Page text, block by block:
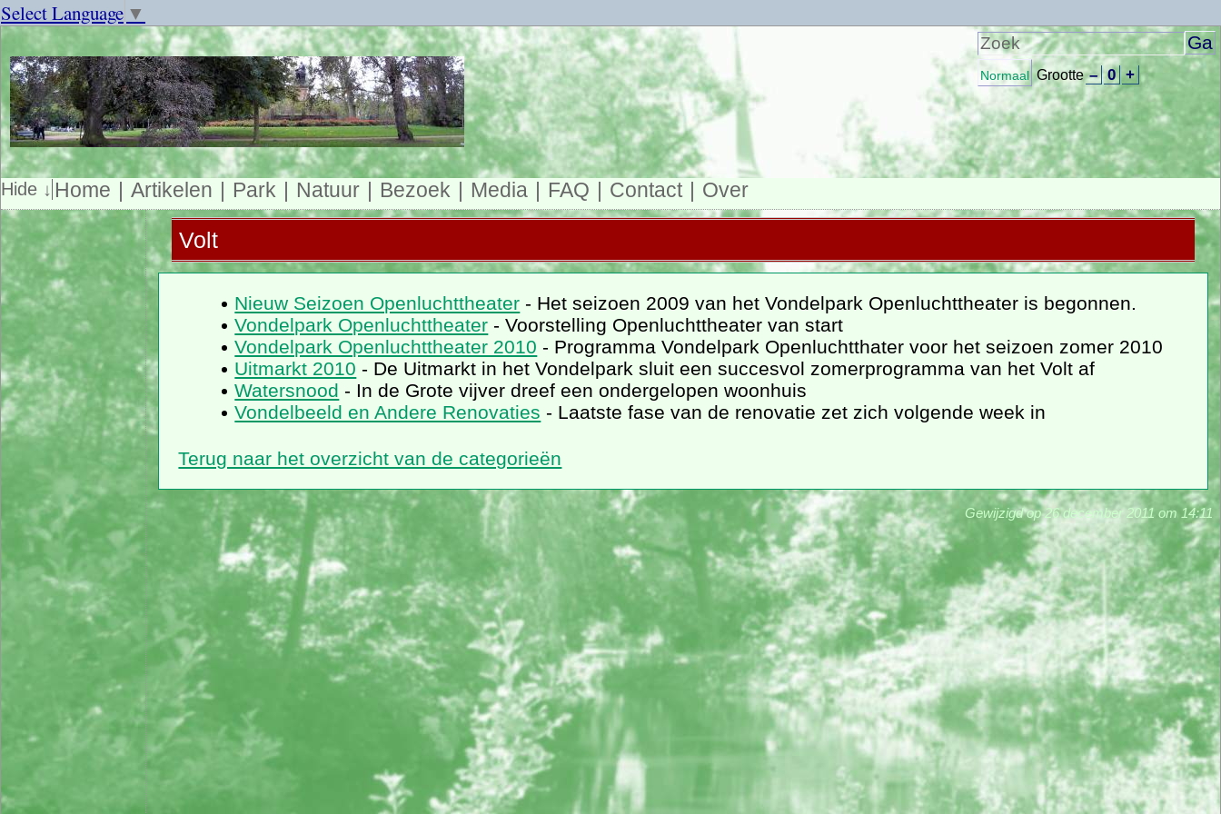
Select Language ▼
Normaal Grootte – 0 +
Home Artikelen Park Natuur Bezoek Media FAQ Contact Over
Volt
Nieuw Seizoen Openluchttheater - Het seizoen 2009 van het Vondelpark Openluchttheater is begonnen.
Vondelpark Openluchttheater - Voorstelling Openluchttheater van start
Vondelpark Openluchttheater 2010 - Programma Vondelpark Openluchtthater voor het seizoen zomer 2010
Uitmarkt 2010 - De Uitmarkt in het Vondelpark sluit een succesvol zomerprogramma van het Volt af
Watersnood - In de Grote vijver dreef een ondergelopen woonhuis
Vondelbeeld en Andere Renovaties - Laatste fase van de renovatie zet zich volgende week in
Terug naar het overzicht van de categorieën
Gewijzigd op 26 december 2011 om 14:11